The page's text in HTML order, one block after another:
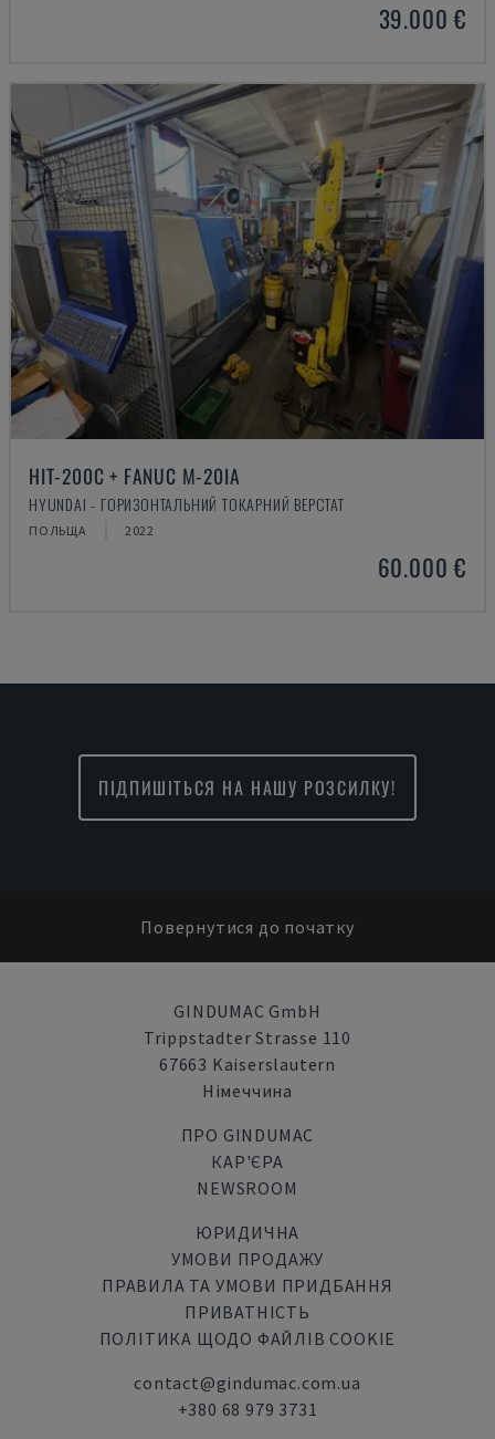
39.000 €
HIT-200C + FANUC M-20IA
HYUNDAI - ГОРИЗОНТАЛЬНИЙ ТОКАРНИЙ ВЕРСТАТ
ПОЛЬЩА 2022
60.000 €
ПІДПИШІТЬСЯ НА НАШУ РОЗСИЛКУ!
Повернутися до початку
GINDUMAC GmbH
Trippstadter Strasse 110
67663 Kaiserslautern
Німеччина
ПРО GINDUMAC
КАР'ЄРА
NEWSROOM
ЮРИДИЧНА
УМОВИ ПРОДАЖУ
ПРАВИЛА ТА УМОВИ ПРИДБАННЯ
ПРИВАТНІСТЬ
ПОЛІТИКА ЩОДО ФАЙЛІВ COOKIE
contact@gindumac.com.ua
+380 68 979 3731